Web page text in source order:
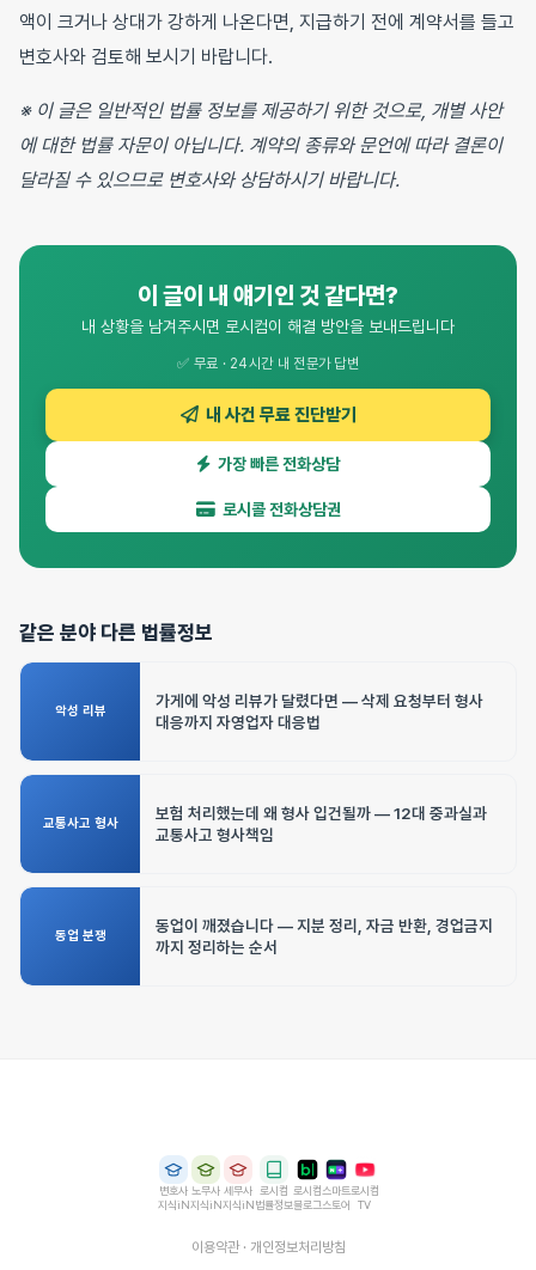
액이 크거나 상대가 강하게 나온다면, 지급하기 전에 계약서를 들고
변호사와 검토해 보시기 바랍니다.
※ 이 글은 일반적인 법률 정보를 제공하기 위한 것으로, 개별 사안
에 대한 법률 자문이 아닙니다. 계약의 종류와 문언에 따라 결론이
달라질 수 있으므로 변호사와 상담하시기 바랍니다.
이 글이 내 얘기인 것 같다면?
내 상황을 남겨주시면 로시컴이 해결 방안을 보내드립니다
✅ 무료 · 24시간 내 전문가 답변
내 사건 무료 진단받기
가장 빠른 전화상담
로시콜 전화상담권
같은 분야 다른 법률정보
악성 리뷰
가게에 악성 리뷰가 달렸다면 — 삭제 요청부터 형사
대응까지 자영업자 대응법
교통사고 형사
보험 처리했는데 왜 형사 입건될까 — 12대 중과실과
교통사고 형사책임
동업 분쟁
동업이 깨졌습니다 — 지분 정리, 자금 반환, 경업금지
까지 정리하는 순서
변호사
지식iN
노무사
지식iN
세무사
지식iN
로시컴
법률정보
로시컴
블로그
스마트
스토어
로시컴
TV
이용약관· 개인정보처리방침